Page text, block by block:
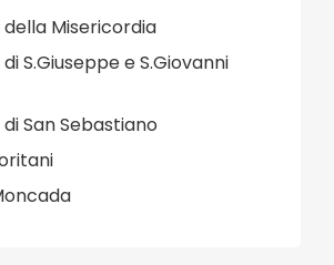
della Misericordia
S.Giuseppe e S.Giovanni
di San Sebastiano